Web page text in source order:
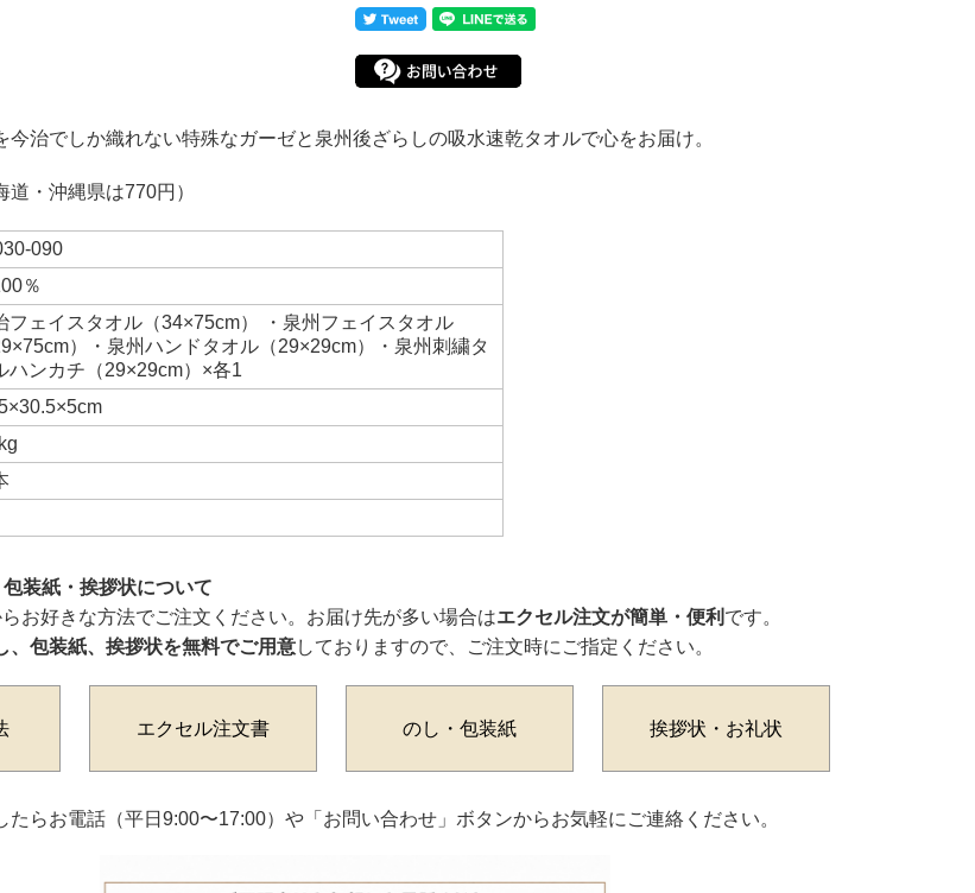
今治でしか織れない特殊なガーゼと泉州後ざらしの吸水速乾タオルで心をお届け。
・沖縄県は770円）
090
％
フェイスタオル（34×75cm） ・泉州フェイスタオル
）・泉州ハンドタオル（29×29cm）・泉州刺繍タ
ハンカチ（29×29cm）×各1
装紙・挨拶状について
お好きな方法でご注文ください。お届け先が多い場合はエクセル注文が簡単・便利 です。
、包装紙、挨拶状を無料でご用意しておりますので、ご注文時にご指定ください。
エクセル注文書 のし・包装紙 挨拶状・お礼状
たらお電話（平日9:00〜17:00）や「お問い合わせ」ボタンからお気軽にご連絡ください。